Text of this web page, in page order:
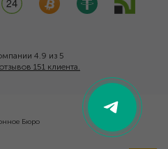
4.9 из 5
отзывов 151 клиента.
Бюро